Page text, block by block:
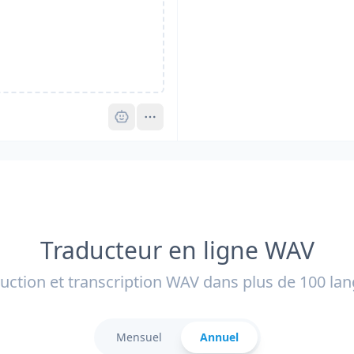
Pro
Traducteur en ligne WAV
et transcription WAV dans plus de 100
Mensuel Annuel